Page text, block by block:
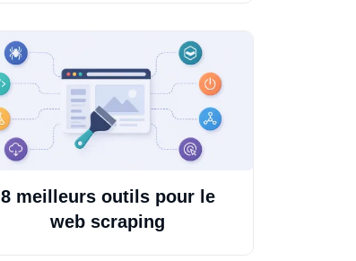
8 meilleurs outils pour le
web scraping